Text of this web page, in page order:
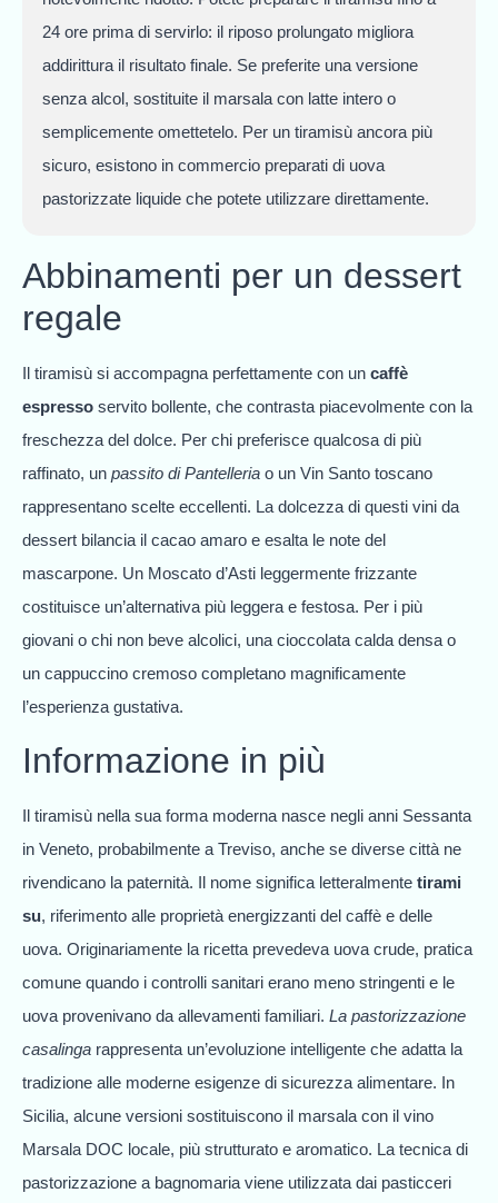
24 ore prima di servirlo: il riposo prolungato migliora
addirittura il risultato finale. Se preferite una versione
senza alcol, sostituite il marsala con latte intero o
semplicemente omettetelo. Per un tiramisù ancora più
sicuro, esistono in commercio preparati di uova
pastorizzate liquide che potete utilizzare direttamente.
Abbinamenti per un dessert
regale
Il tiramisù si accompagna perfettamente con un caffè
espresso servito bollente, che contrasta piacevolmente con la
freschezza del dolce. Per chi preferisce qualcosa di più
raffinato, un passito di Pantelleria o un Vin Santo toscano
rappresentano scelte eccellenti. La dolcezza di questi vini da
dessert bilancia il cacao amaro e esalta le note del
mascarpone. Un Moscato d’Asti leggermente frizzante
costituisce un’alternativa più leggera e festosa. Per i più
giovani o chi non beve alcolici, una cioccolata calda densa o
un cappuccino cremoso completano magnificamente
l’esperienza gustativa.
Informazione in più
Il tiramisù nella sua forma moderna nasce negli anni Sessanta
in Veneto, probabilmente a Treviso, anche se diverse città ne
rivendicano la paternità. Il nome significa letteralmente tirami
su, riferimento alle proprietà energizzanti del caffè e delle
uova. Originariamente la ricetta prevedeva uova crude, pratica
comune quando i controlli sanitari erano meno stringenti e le
uova provenivano da allevamenti familiari. La pastorizzazione
casalinga rappresenta un’evoluzione intelligente che adatta la
tradizione alle moderne esigenze di sicurezza alimentare. In
Sicilia, alcune versioni sostituiscono il marsala con il vino
Marsala DOC locale, più strutturato e aromatico. La tecnica di
pastorizzazione a bagnomaria viene utilizzata dai pasticceri